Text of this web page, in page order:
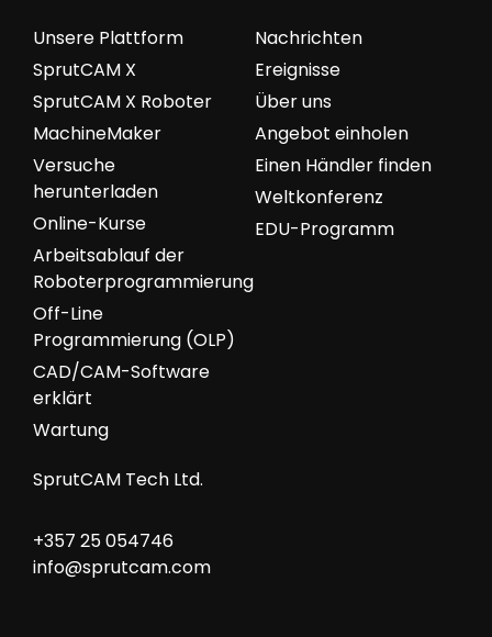
Nachrichten
Ereignisse
Über uns
Angebot einholen
Einen Händler finden
Weltkonferenz
EDU-Programm
Unsere Plattform
SprutCAM X
SprutCAM X Roboter
MachineMaker
Versuche
herunterladen
Online-Kurse
Arbeitsablauf der
Roboterprogrammierung
Off-Line
Programmierung (OLP)
CAD/CAM-Software
erklärt
Wartung
SprutCAM Tech Ltd.
+357 25 054746
info@sprutcam.com